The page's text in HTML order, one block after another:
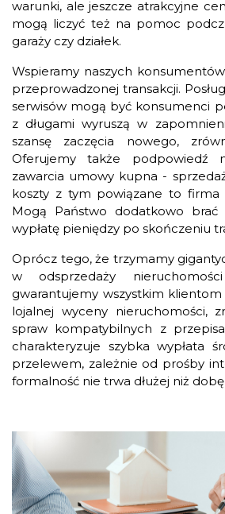
warunki, ale jeszcze atrakcyjne
mogą liczyć też na pomoc
garaży czy działek.
Wspieramy naszych
przeprowadzonej transakcji.
serwisów mogą być konsumenci
z długami wyruszą w
szansę zaczęcia nowego,
Oferujemy także podpowiedź
zawarcia umowy kupna -
koszty z tym powiązane to firma
Mogą Państwo dodatkowo
wypłatę pieniędzy po skończeniu
Oprócz tego, że trzymamy
w odsprzedaży
gwarantujemy wszystkim
lojalnej wyceny nieruchomości,
spraw kompatybilnych z
charakteryzuje szybka wypłata
przelewem, zależnie od prośby
formalność nie trwa dłużej niż dobę.